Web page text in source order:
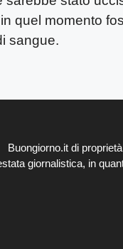
quel momento
sangue.
Buongiorno.it di
giornalistica, in